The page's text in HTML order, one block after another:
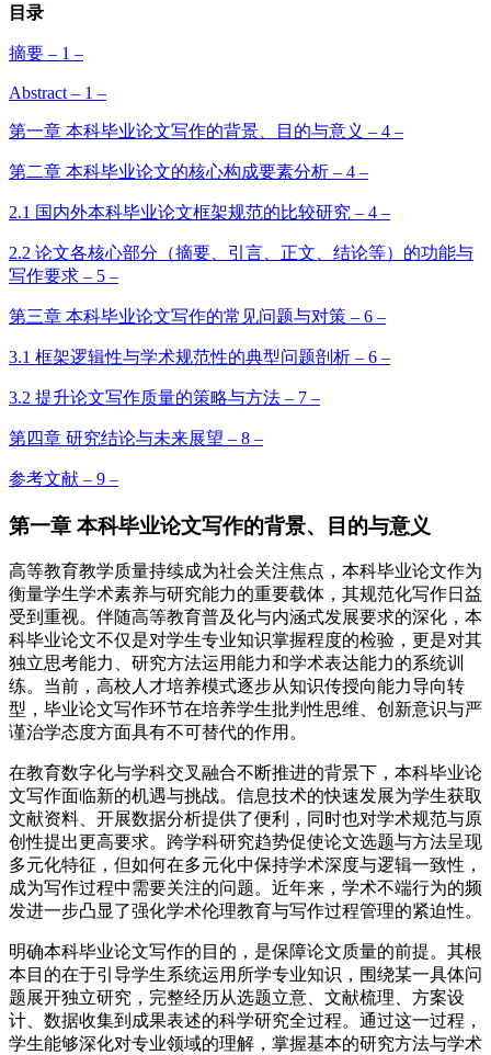
目录
摘要 – 1 –
Abstract – 1 –
第一章 本科毕业论文写作的背景、目的与意义 – 4 –
第二章 本科毕业论文的核心构成要素分析 – 4 –
2.1 国内外本科毕业论文框架规范的比较研究 – 4 –
2.2 论文各核心部分（摘要、引言、正文、结论等）的功能与
写作要求 – 5 –
第三章 本科毕业论文写作的常见问题与对策 – 6 –
3.1 框架逻辑性与学术规范性的典型问题剖析 – 6 –
3.2 提升论文写作质量的策略与方法 – 7 –
第四章 研究结论与未来展望 – 8 –
参考文献 – 9 –
第一章 本科毕业论文写作的背景、目的与意义
高等教育教学质量持续成为社会关注焦点，本科毕业论文作为
衡量学生学术素养与研究能力的重要载体，其规范化写作日益
受到重视。伴随高等教育普及化与内涵式发展要求的深化，本
科毕业论文不仅是对学生专业知识掌握程度的检验，更是对其
独立思考能力、研究方法运用能力和学术表达能力的系统训
练。当前，高校人才培养模式逐步从知识传授向能力导向转
型，毕业论文写作环节在培养学生批判性思维、创新意识与严
谨治学态度方面具有不可替代的作用。
在教育数字化与学科交叉融合不断推进的背景下，本科毕业论
文写作面临新的机遇与挑战。信息技术的快速发展为学生获取
文献资料、开展数据分析提供了便利，同时也对学术规范与原
创性提出更高要求。跨学科研究趋势促使论文选题与方法呈现
多元化特征，但如何在多元化中保持学术深度与逻辑一致性，
成为写作过程中需要关注的问题。近年来，学术不端行为的频
发进一步凸显了强化学术伦理教育与写作过程管理的紧迫性。
明确本科毕业论文写作的目的，是保障论文质量的前提。其根
本目的在于引导学生系统运用所学专业知识，围绕某一具体问
题展开独立研究，完整经历从选题立意、文献梳理、方案设
计、数据收集到成果表述的科学研究全过程。通过这一过程，
学生能够深化对专业领域的理解，掌握基本的研究方法与学术